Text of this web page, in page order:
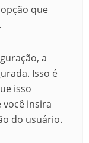
que
a
Isso é
isso
você insira
do usuário.